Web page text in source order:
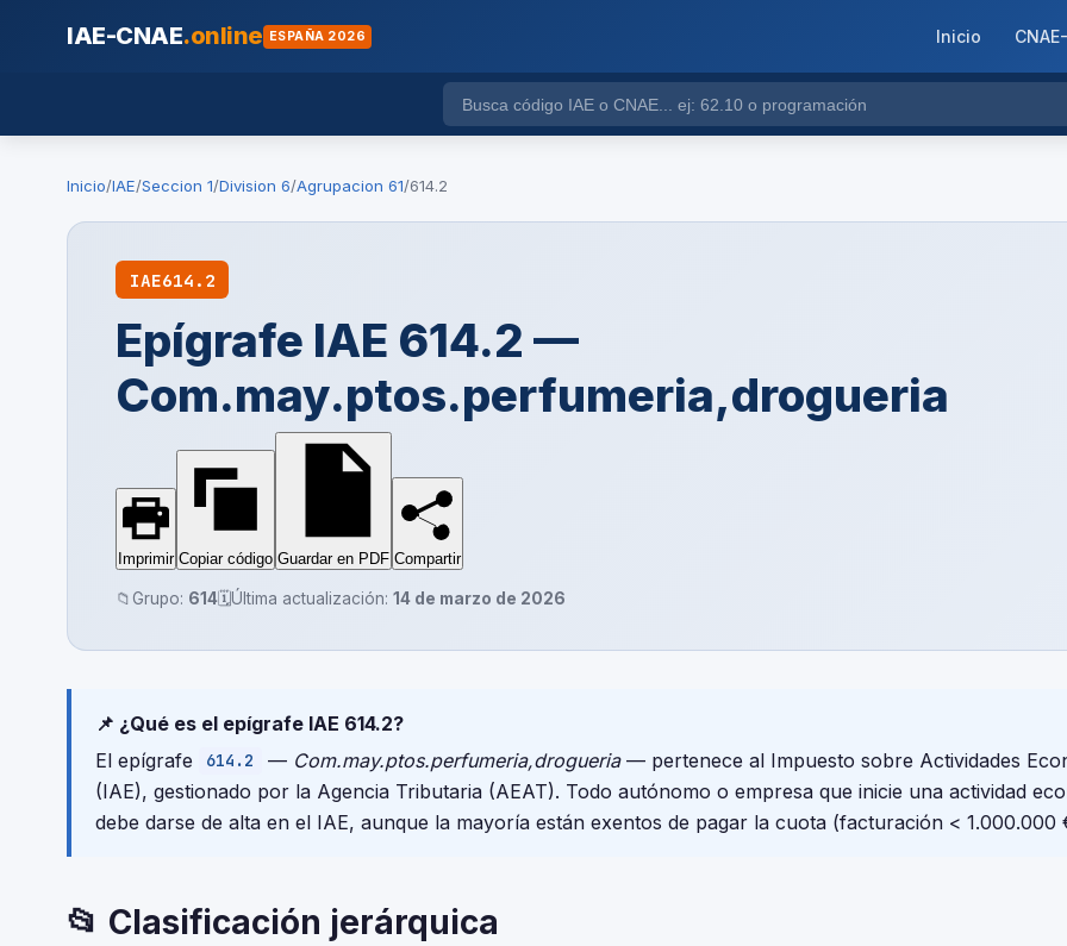
IAE-CNAE.online ESPAÑA 2026 Inicio
Inicio/IAE/Seccion 1/Division 6/Agrupacion 61/614.2
IAE614.2
Epígrafe IAE 614.2 —
Com.may.ptos.perfumeria,drogueria
Imprimir Copiar código Guardar en PDF Compartir
📁 Grupo: 614🗓️Última actualización: 14 de marzo de 2026
📌 ¿Qué es el epígrafe IAE 614.2?
El epígrafe
614.2 — Com.may.ptos.perfumeria,drogueria— pertenece al Impuesto sobre Actividades
(IAE), gestionado por la Agencia Tributaria (AEAT). Todo autónomo o empresa que inicie una actividad
debe darse de alta en el IAE, aunque la mayoría están exentos de pagar la cuota (facturación < 1.000.000
📂 Clasificación jerárquica